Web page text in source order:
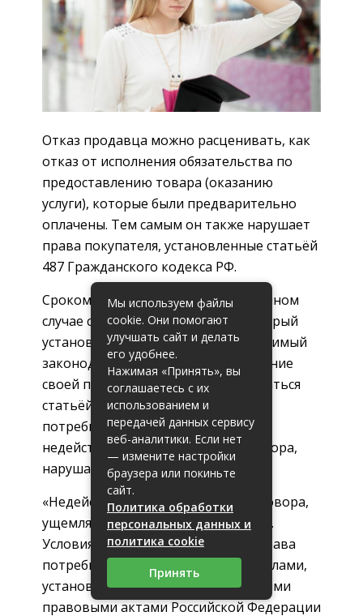
Отказ продавца можно расценивать, как
отказ от исполнения обязательства по
предоставлению товара (оказанию
услуги), которые были предварительно
оплачены. Тем самым он также нарушает
права покупателя, установленные статьёй
487 Гражданского кодекса РФ.
Сроком исполнения договора в данном
случае следует считать не тот, который
установлен организацией, а допустимый
законодательством. В подтверждение
своей правоты можно воспользоваться
статьёй 16 Закона о защите прав
потребителей, которая признает
недействительными условия договора,
нарушающие права потребителя.
«Недействительность условий договора,
ущемляющих права потребителя 1.
Условия договора, ущемляющие права
потребителя по сравнению с правилами,
установленными законами или иными
правовыми актами Российской Федерации
Мы используем файлы
cookie. Они помогают
улучшать сайт и делать
его удобнее.
Нажимая «Принять», вы
соглашаетесь с их
использованием и
передачей данных сервису
веб-аналитики. Если нет
— измените настройки
браузера или покиньте
сайт.
Политика обработки
персональных данных и
политика cookie
Принять